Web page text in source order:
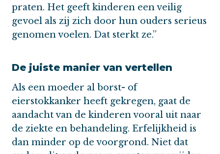
praten. Het geeft kinderen een veilig
gevoel als zij zich door hun ouders serieus
genomen voelen. Dat sterkt ze.”
De juiste manier van vertellen
Als een moeder al borst- of
eierstokkanker heeft gekregen, gaat de
aandacht van de kinderen vooral uit naar
de ziekte en behandeling. Erfelijkheid is
dan minder op de voorgrond. Niet dat